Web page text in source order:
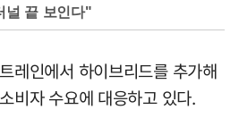
널 끝 보인다"
레인에서 하이브리드를 추가해
비자 수요에 대응하고 있다.